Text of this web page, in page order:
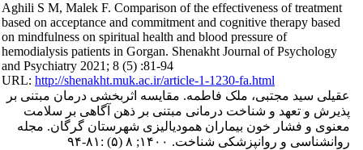
Aghili S M, Malek F. Comparison of the effectiveness of treatment
based on acceptance and commitment and cognitive therapy based
on mindfulness on spiritual health and blood pressure of
hemodialysis patients in Gorgan. Shenakht Journal of Psychology
and Psychiatry 2021; 8 (5) :81-94
URL:http://shenakht.muk.ac.ir/article-1-1230-fa.html
عقیلی سید مجتبی، ملک فاطمه. مقایسه اثربخشی درمان مبتنی بر
پذیرش و تعهد و شناخت درمانی مبتنی بر ذهن آگاهی بر سلامت
معنوی و فشار خون بیماران همودیالیزی شهرستان گرگان. مجله
روانشناسی و روانپزشکی شناخت. ۱۴۰۰; ۸ (۵) :۸۱-۹۴